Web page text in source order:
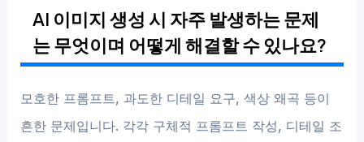
AI 이미지 생성 시 자주 발생하는 문제
는 무엇이며 어떻게 해결할 수 있나요?
모호한 프롬프트, 과도한 디테일 요구, 색상 왜곡 등이
흔한 문제입니다. 각각 구체적 프롬프트 작성, 디테일 조